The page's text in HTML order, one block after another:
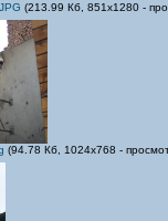
(213.99 Кб, 851x1280 -
(94.78 Кб, 1024x768 -